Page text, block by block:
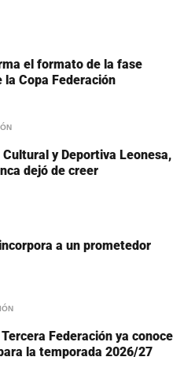
el formato de la fase
la Copa Federación
Cultural y Deportiva Leonesa,
dejó de creer
a un prometedor
Federación ya conoce
la temporada 2026/27